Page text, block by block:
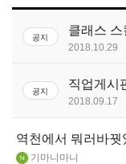
마법사
암살자
스페셜리스트(여)
가디언나이트
업
시
공지 클래스
2018.10.29
공지 직업게시
2018.09.17
역천에서 뭐러바꿧
기마니마니